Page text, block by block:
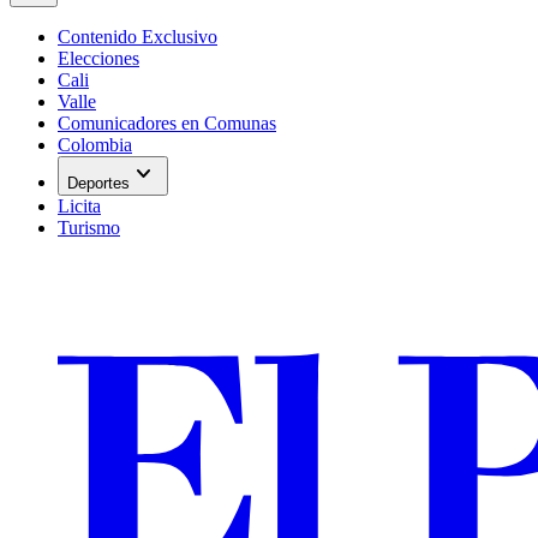
Contenido Exclusivo
Elecciones
Cali
Valle
Comunicadores en Comunas
Colombia
Deportes expand_more
Licita
Turismo